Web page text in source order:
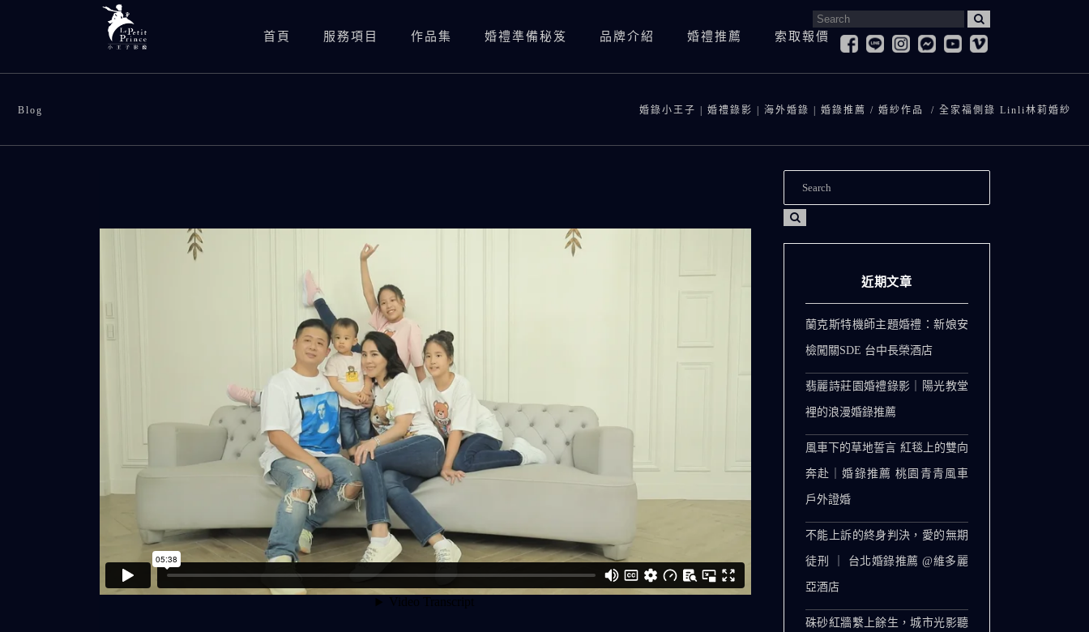
首頁 服務項目 作品集
婚禮錄影(總監三機)
SDE當日快剪快播
婚紗照
孕婦寫真
兒童寫真
婚禮準備秘笈 品牌介紹 婚禮推薦 索取報價
Search
for:
婚禮錄影(總監三機) 婚紗照
孕婦寫真
兒童寫真 訪
Blog 婚錄小王子 | 婚禮錄影 | 海外婚錄 | 婚錄推薦 / 婚紗作品 / 全家福側錄 Linli林莉婚紗
近期文章
蘭克斯特機師主題婚禮：新娘安
檢闖關SDE 台中長榮酒店
翡麗詩莊園婚禮錄影｜陽光教堂
裡的浪漫婚錄推薦
風車下的草地誓言 紅毯上的雙向
奔赴｜婚錄推薦 桃園青青風車
戶外證婚
不能上訴的終身判決，愛的無期
徒刑 ｜ 台北婚錄推薦 @維多麗
亞酒店
硃砂紅牆繫上餘生，城市光影聽